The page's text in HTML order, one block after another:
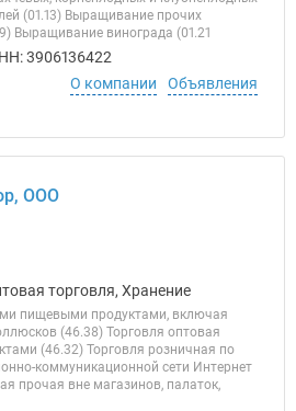
(01.13) Выращивание прочих
Выращивание винограда (01.21
3906136422
О компании
Объявления
ООО
торговля, Хранение
пищевыми продуктами, включая
(46.38) Торговля оптовая
(46.32) Торговля розничная по
коммуникационной сети Интернет
прочая вне магазинов, палаток,